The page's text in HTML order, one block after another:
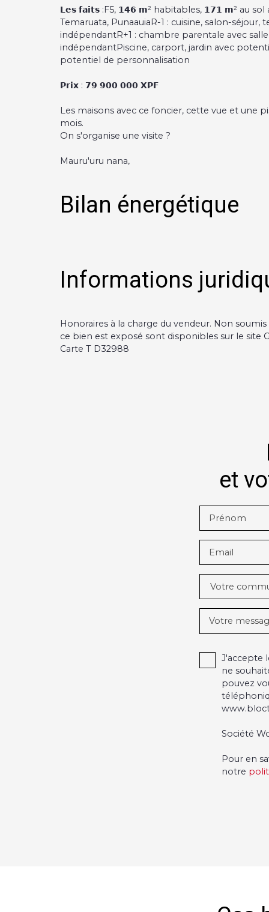
𝗟𝗲𝘀 𝗳𝗮𝗶𝘁𝘀 :F5, 𝟭𝟰𝟲 𝗺² habitables, 𝟭𝟳𝟭 𝗺² au
Temaruata, PunaauiaR-1 : cuisine, salon-séjour,
indépendantR+1 : chambre parentale avec
indépendantPiscine, carport, jardin avec
potentiel de personnalisation
𝗣𝗿𝗶𝘅 : 𝟳𝟵 𝟵𝟬𝟬 𝟬𝟬𝟬 𝗫𝗣𝗙
Les maisons avec ce foncier, cette vue et une
mois.
On s'organise une visite ?
Mauru'uru nana,
Bilan énergétique
Informations
Honoraires à la charge du vendeur. Non
ce bien est exposé sont disponibles sur le site
Carte T D32988
et
Prénom
Email
Votre
Votre
J'accepte
ne
pouvez
Société
Pour en
notre